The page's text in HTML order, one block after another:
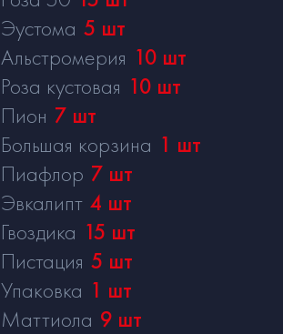
Эустома 5 шт
Альстромерия 10 шт
Роза кустовая 10 шт
Пион 7 шт
Большая корзина 1 шт
Пиафлор 7 шт
Эвкалипт 4 шт
Гвоздика 15 шт
Пистация 5 шт
Упаковка 1 шт
Маттиола 9 шт